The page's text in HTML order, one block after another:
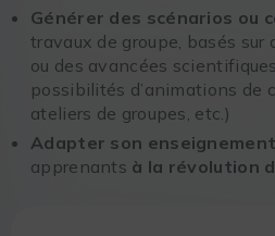
Générer des scénarios ou
travaux de groupe, basés sur
ou des avancées
possibilités d’animations de
ateliers de groupes, etc.)
Adapter son enseignement
apprenants à la révolution